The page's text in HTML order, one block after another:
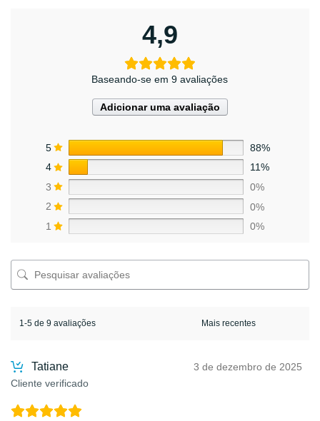
4,9
Baseando-se em 9 avaliações
Adicionar uma avaliação
5
88%
4
11%
3
0%
2
0%
1
0%
1-5 de 9 avaliações
Tatiane
Cliente verificado
3 de dezembro de 2025